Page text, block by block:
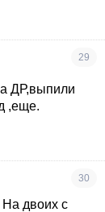
29
ДР,выпили
,еще.
30
двоих с